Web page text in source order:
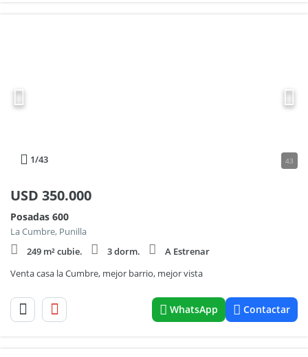
1/43 43
USD 350.000
Posadas 600
La Cumbre, Punilla
249 m² cubie.
3 dorm.
A Estrenar
Venta casa la Cumbre, mejor barrio, mejor vista
WhatsApp Contactar